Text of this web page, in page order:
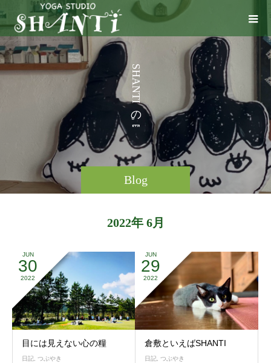
Blog
S
H
A
N
T
I
の
。
2022年 6月
JUN
30
2022
目には見えない心の糧
日記, つぶやき
JUN
29
2022
倉敷といえばSHANTI
日記, つぶやき